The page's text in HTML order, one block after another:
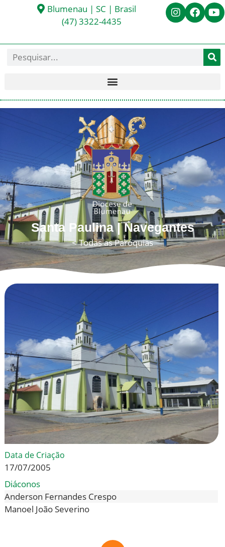
Blumenau | SC | Brasil
(47) 3322-4435
Santa Paulina | Navegantes
< Todas as Paróquias
Data de Criação
17/07/2005
Diáconos
Anderson Fernandes Crespo
Manoel João Severino